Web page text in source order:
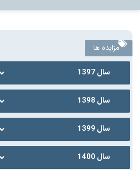
مزایده ها
سال 1397
سال 1398
سال 1399
سال 1400